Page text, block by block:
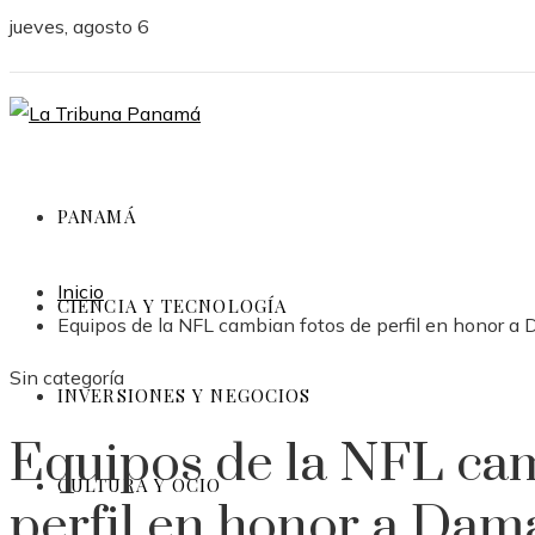
jueves, agosto 6
PANAMÁ
CIENCIA Y TECNOLOGÍA
INVERSIONES Y NEGOCIOS
CULTURA Y OCIO
Inicio
Equipos de la NFL cambian fotos de perfil en honor a
Sin categoría
Equipos de la NFL